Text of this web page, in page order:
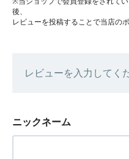
後、
レビューを投稿することで当店の
レビューを入力してく
ニックネーム